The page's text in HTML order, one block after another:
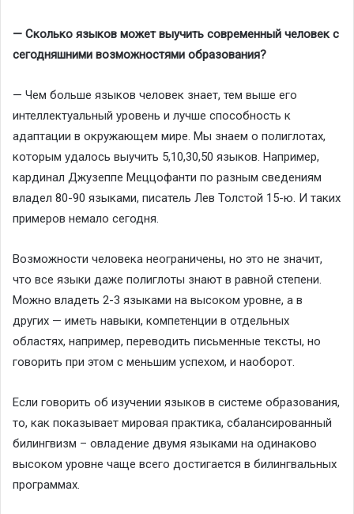
— Сколько языков может выучить современный человек с
сегодняшними возможностями образования?
— Чем больше языков человек знает, тем выше его
интеллектуальный уровень и лучше способность к
адаптации в окружающем мире. Мы знаем о полиглотах,
которым удалось выучить 5,10,30,50 языков. Например,
кардинал Джузеппе Меццофанти по разным сведениям
владел 80-90 языками, писатель Лев Толстой 15-ю. И таких
примеров немало сегодня.
Возможности человека неограничены, но это не значит,
что все языки даже полиглоты знают в равной степени.
Можно владеть 2-3 языками на высоком уровне, а в
других — иметь навыки, компетенции в отдельных
областях, например, переводить письменные тексты, но
говорить при этом с меньшим успехом, и наоборот.
Если говорить об изучении языков в системе образования,
то, как показывает мировая практика, сбалансированный
билингвизм – овладение двумя языками на одинаково
высоком уровне чаще всего достигается в билингвальных
программах.